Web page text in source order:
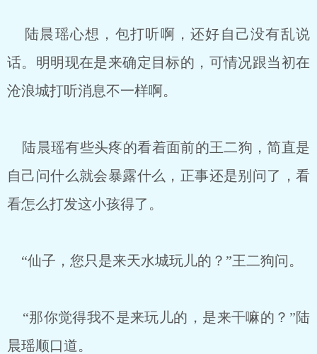
陆晨瑶心想，包打听啊，还好自己没有乱说
话。明明现在是来确定目标的，可情况跟当初在
沧浪城打听消息不一样啊。
陆晨瑶有些头疼的看着面前的王二狗，简直是
自己问什么就会暴露什么，正事还是别问了，看
看怎么打发这小孩得了。
“仙子，您只是来天水城玩儿的？”王二狗问。
“那你觉得我不是来玩儿的，是来干嘛的？”陆
晨瑶顺口道。